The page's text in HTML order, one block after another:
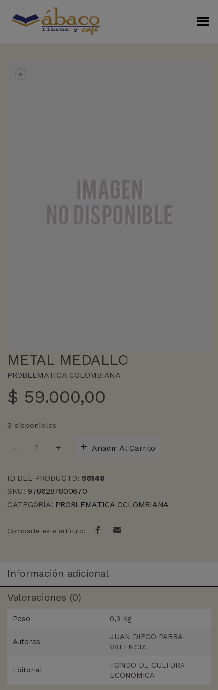
Menú Alterno
+
METAL MEDALLO
PROBLEMATICA COLOMBIANA
$ 59.000,00
3 disponibles
MEDALLO
Añadir Al Carrito
ID DEL PRODUCTO: 56148
SKU: 9786287800670
CATEGORÍA: PROBLEMATICA COLOMBIANA
Comparte este artículo:
Información adicional
Valoraciones (0)
Peso 0,3 Kg
Autores
JUAN DIEGO PARRA
VALENCIA
Editorial
FONDO DE CULTURA
ECONOMICA